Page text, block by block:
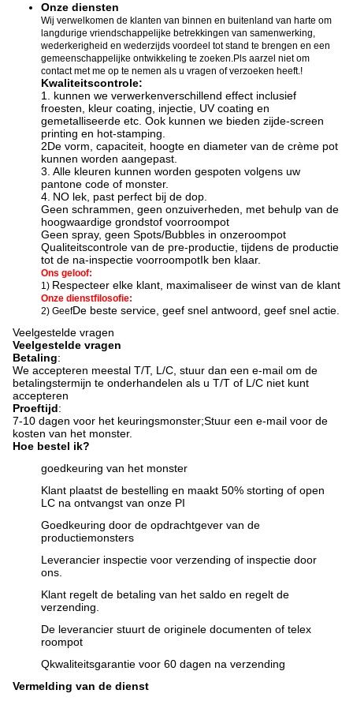
Onze diensten
Wij verwelkomen de klanten van binnen en buitenland van harte om
langdurige vriendschappelijke betrekkingen van samenwerking,
wederkerigheid en wederzijds voordeel tot stand te brengen en een
gemeenschappelijke ontwikkeling te zoeken.Pls aarzel niet om
contact met me op te nemen als u vragen of verzoeken heeft.!
Kwaliteitscontrole:
1. kunnen we verwerkenverschillend effect inclusief
froesten, kleur coating, injectie, UV coating en
gemetalliseerde etc. Ook kunnen we bieden zijde-screen
printing en hot-stamping.
2De vorm, capaciteit, hoogte en diameter van de crème pot
kunnen worden aangepast.
3. Alle kleuren kunnen worden gespoten volgens uw
pantone code of monster.
4. NO lek, past perfect bij de dop.
Geen schrammen, geen onzuiverheden, met behulp van de
hoogwaardige grondstof voorroompot
Geen spray, geen Spots/Bubbles in onzeroompot
Qualiteitscontrole van de pre-productie, tijdens de productie
tot de na-inspectie voorroompotIk ben klaar.
Ons geloof:
1) Respecteer elke klant, maximaliseer de winst van de klant
Onze dienstfilosofie:
2) GeefDe beste service, geef snel antwoord, geef snel actie.
Veelgestelde vragen
Veelgestelde vragen
Betaling:
We accepteren meestal T/T, L/C, stuur dan een e-mail om de
betalingstermijn te onderhandelen als u T/T of L/C niet kunt
accepteren
Proeftijd:
7-10 dagen voor het keuringsmonster;Stuur een e-mail voor de
kosten van het monster.
Hoe bestel ik?
goedkeuring van het monster
Klant plaatst de bestelling en maakt 50% storting of open
LC na ontvangst van onze PI
Goedkeuring door de opdrachtgever van de
productiemonsters
Leverancier inspectie voor verzending of inspectie door
ons.
Klant regelt de betaling van het saldo en regelt de
verzending.
De leverancier stuurt de originele documenten of telex
roompot
Qkwaliteitsgarantie voor 60 dagen na verzending
Vermelding van de dienst